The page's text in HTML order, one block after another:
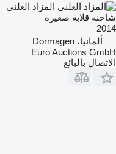
المزاد العلني
شاحنة قلابة صغيرة
2014
ألمانيا، Dormagen
Euro Auctions GmbH
الاتصال بالبائع